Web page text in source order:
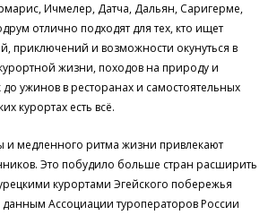
Ичмелер, Датча, Дальян, Саригерме,
отлично подходят для тех, кто ищет
приключений и возможности окунуться в
жизни, походов на природу и
до ужинов в ресторанах и самостоятельных
курортах есть всё.
и медленного ритма жизни привлекают
Это побудило больше стран расширить
курортами Эгейского побережья
данным Ассоциации туроператоров России